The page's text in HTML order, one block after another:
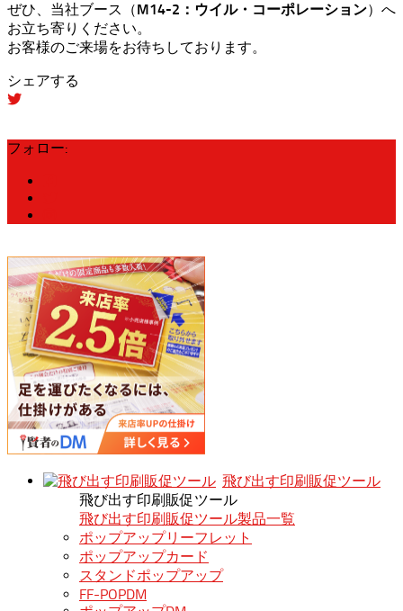
ぜひ、当社ブース（M14-2：ウイル・コーポレーション）へ
お立ち寄りください。
お客様のご来場をお待ちしております。
シェアする
フォロー:
飛び出す印刷販促ツール
飛び出す印刷販促ツール
飛び出す印刷販促ツール製品一覧
ポップアップリーフレット
ポップアップカード
スタンドポップアップ
FF-POPDM